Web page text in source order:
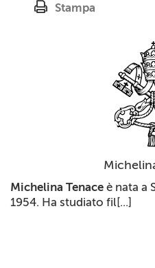
Stampa
Michelina Tenace è nata a
1954. Ha studiato fil[...]